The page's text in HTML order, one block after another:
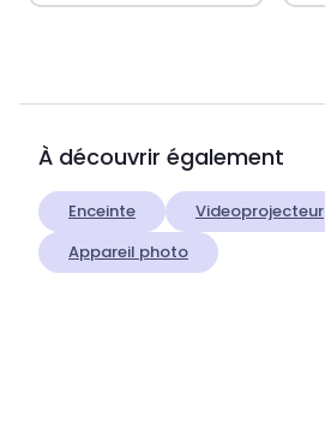
À découvrir également
Enceinte Videoprojecteur
Appareil photo